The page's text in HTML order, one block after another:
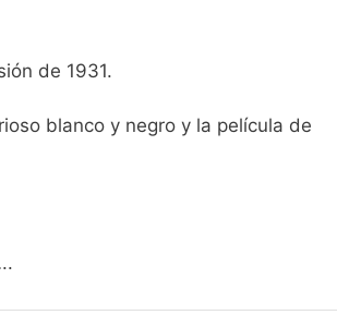
de 1931.
blanco y negro y la película de